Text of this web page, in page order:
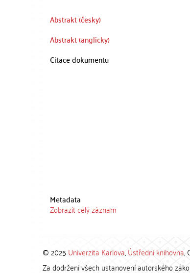
Abstrakt (česky)
Abstrakt (anglicky)
Citace dokumentu
Metadata
Zobrazit celý záznam
© 2025 Univerzita Karlova,Ústřední knihovna,
Za dodržení všech ustanovení autorského